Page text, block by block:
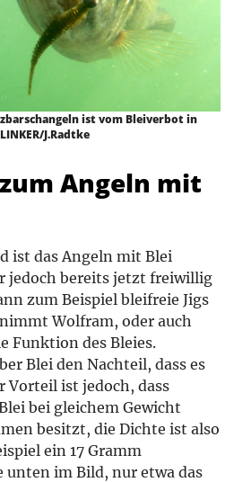
ist vom Bleiverbot in
J.Radtke
Angeln mit
ist das Angeln mit Blei
jedoch bereits jetzt freiwillig
zum Beispiel bleifreie Jigs
Wolfram, oder auch
Funktion des Bleies.
Blei den Nachteil, dass es
Vorteil ist jedoch, dass
bei gleichem Gewicht
besitzt, die Dichte ist also
ein 17 Gramm
im Bild, nur etwa das